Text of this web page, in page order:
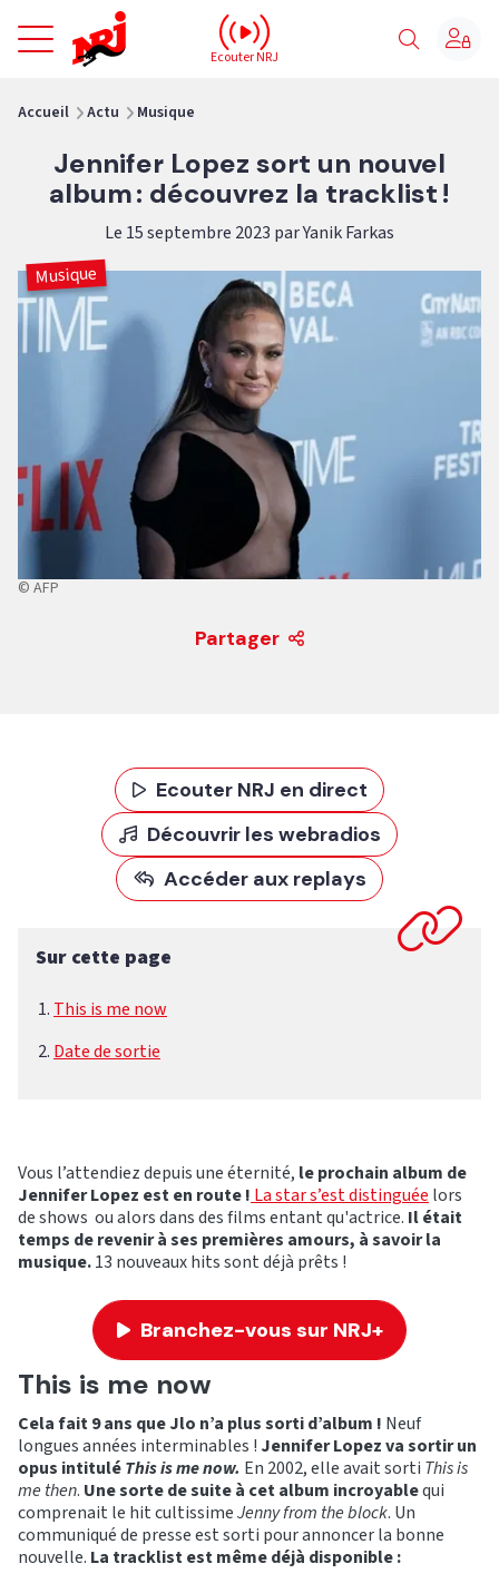
NRJ - Accueil
Ecouter NRJ
Accueil Actu Musique
Jennifer Lopez sort un nouvel
album : découvrez la tracklist !
Le 15 septembre 2023 par Yanik Farkas
Musique
© AFP
Partager
Ecouter NRJ en direct
Découvrir les webradios
Accéder aux replays
Sur cette page
This is me now
Date de sortie
Vous l’attendiez depuis une éternité, le prochain album de
Jennifer Lopez est en route ! La star s’est distinguée lors
de shows ou alors dans des films entant qu'actrice. Il était
temps de revenir à ses premières amours, à savoir la
musique.13 nouveaux hits sont déjà prêts !
Branchez-vous sur NRJ+
This is me now
Cela fait 9 ans que Jlo n’a plus sorti d’album ! Neuf
longues années interminables ! Jennifer Lopez va sortir un
opus intituléThis is me now. En 2002, elle avait sorti This is
me then. Une sorte de suite à cet album incroyablequi
comprenait le hit cultissimeJenny from the block. Un
communiqué de presse est sorti pour annoncer la bonne
nouvelle. La tracklist est même déjà disponible :